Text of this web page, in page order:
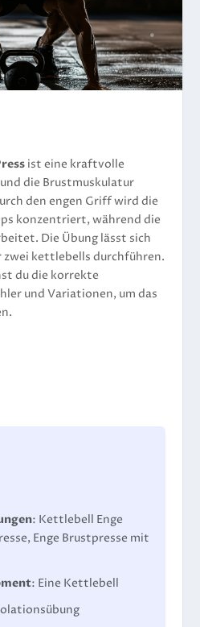
ist eine kraftvolle
die Brustmuskulatur
den engen Griff wird die
konzentriert, während die
Die Übung lässt sich
kettlebells durchführen.
du die korrekte
und Variationen, um das
: Kettlebell Enge
Enge Brustpresse mit
: Eine Kettlebell